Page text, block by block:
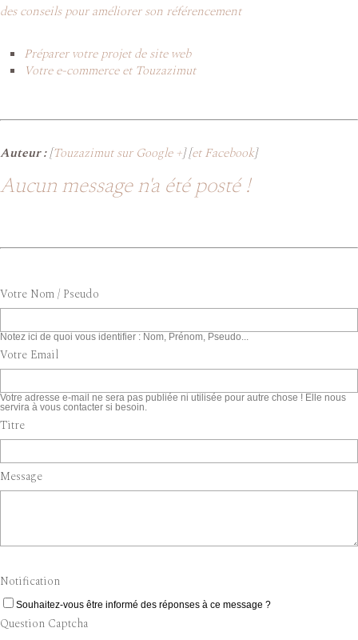
des conseils pour améliorer son référencement
Préparer votre projet de site web
Votre e-commerce et Touzazimut
Auteur :[Touzazimut sur Google +] [et Facebook]
Aucun message n'a été posté !
Votre Nom / Pseudo
Notez ici de quoi vous identifier : Nom, Prénom, Pseudo...
Votre Email
Votre adresse e-mail ne sera pas publiée ni utilisée pour autre chose ! Elle nous
servira à vous contacter si besoin.
Titre
Message
Notification
Souhaitez-vous être informé des réponses à ce message ?
Question Captcha